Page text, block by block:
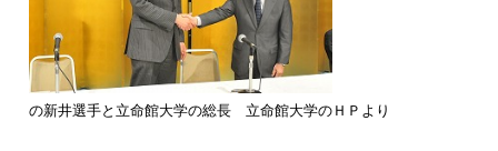
の新井選手と立命館大学の総長 立命館大学のＨＰより